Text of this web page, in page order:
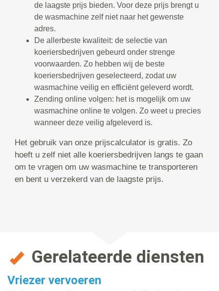
de laagste prijs bieden. Voor deze prijs brengt u
de wasmachine zelf niet naar het gewenste
adres.
De allerbeste kwaliteit: de selectie van
koeriersbedrijven gebeurd onder strenge
voorwaarden. Zo hebben wij de beste
koeriersbedrijven geselecteerd, zodat uw
wasmachine veilig en efficiënt geleverd wordt.
Zending online volgen: het is mogelijk om uw
wasmachine online te volgen. Zo weet u precies
wanneer deze veilig afgeleverd is.
Het gebruik van onze prijscalculator is gratis. Zo
hoeft u zelf niet alle koeriersbedrijven langs te gaan
om te vragen om uw wasmachine te transporteren
en bent u verzekerd van de laagste prijs.
Gerelateerde diensten
Vriezer vervoeren